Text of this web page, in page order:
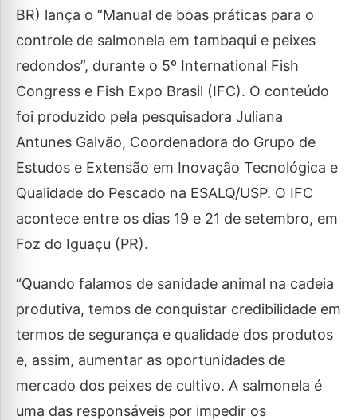
BR) lança o “Manual de boas práticas para o
controle de salmonela em tambaqui e peixes
redondos”, durante o 5º International Fish
Congress e Fish Expo Brasil (IFC). O conteúdo
foi produzido pela pesquisadora Juliana
Antunes Galvão, Coordenadora do Grupo de
Estudos e Extensão em Inovação Tecnológica e
Qualidade do Pescado na ESALQ/USP. O IFC
acontece entre os dias 19 e 21 de setembro, em
Foz do Iguaçu (PR).
“Quando falamos de sanidade animal na cadeia
produtiva, temos de conquistar credibilidade em
termos de segurança e qualidade dos produtos
e, assim, aumentar as oportunidades de
mercado dos peixes de cultivo. A salmonela é
uma das responsáveis por impedir os